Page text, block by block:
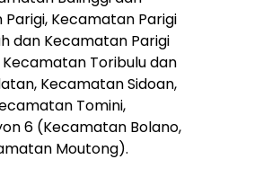
Kecamatan Parigi
dan Kecamatan Parigi
Toribulu dan
Kecamatan Sidoan,
Tomini,
6 (Kecamatan Bolano,
Moutong).